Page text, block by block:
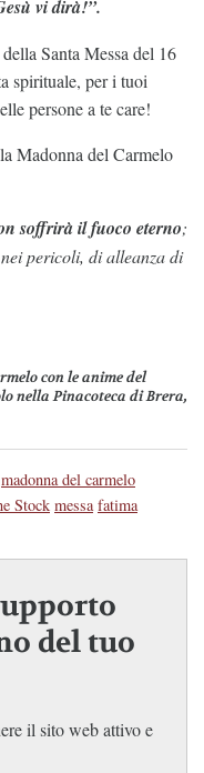
vi dirà!”.
Santa Messa del 16
spirituale, per i tuoi
persone a te care!
Madonna del Carmelo
soffrirà il fuoco eterno;
pericoli, di alleanza di
con le anime del
nella Pinacoteca di Brera,
madonna del carmelo
Stock messa fatima
del tuo
il sito web attivo e